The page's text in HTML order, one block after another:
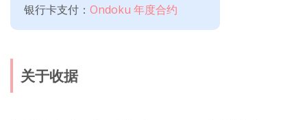
银行卡支付： Ondoku 年度合约
关于收据